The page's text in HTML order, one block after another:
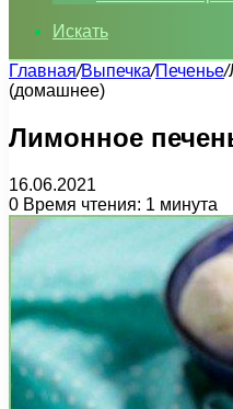
Искать
Главная/Выпечка/Печенье/
(домашнее)
Лимонное
16.06.2021
0 Время чтения: 1 минута